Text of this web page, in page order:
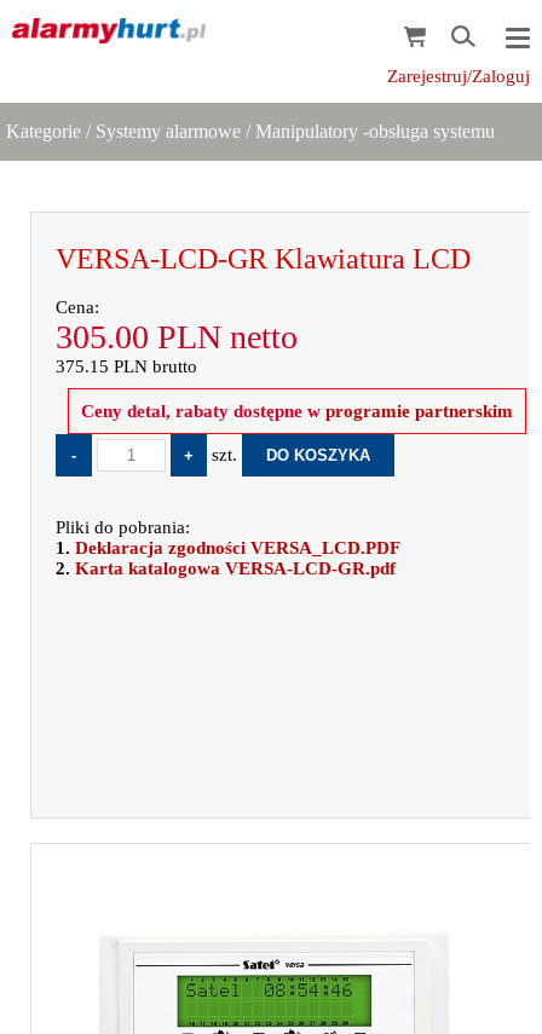
Zarejestruj/Zaloguj
Kategorie / Systemy alarmowe / Manipulatory -obsługa systemu
VERSA-LCD-GR Klawiatura LCD
Cena:
305.00 PLN netto
375.15 PLN brutto
Ceny detal, rabaty dostępne w programie partnerskim
szt.
Pliki do pobrania:
1. Deklaracja zgodności VERSA_LCD.PDF
2. Karta katalogowa VERSA-LCD-GR.pdf